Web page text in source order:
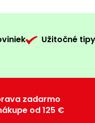
Užitočné
zadarmo
od 125 €